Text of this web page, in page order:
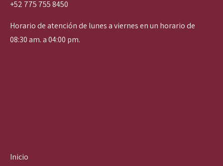
+52 775 755 8450
Horario de atención de lunes a viernes en un horario de
08:30 am. a 04:00 pm.
Inicio